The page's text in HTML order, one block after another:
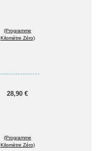
(Programme
Kilomètre Zéro)
28,90 €
(Programme
Kilomètre Zéro)